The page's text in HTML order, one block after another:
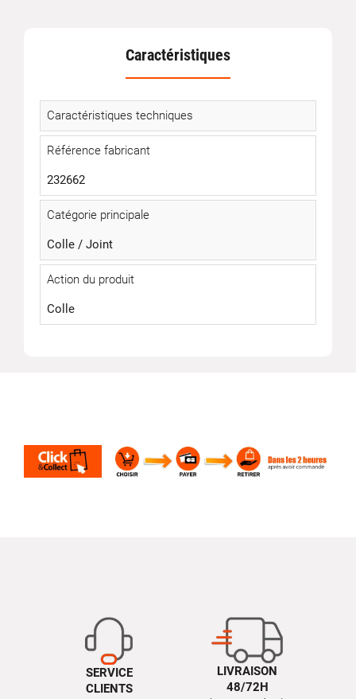
Caractéristiques
Caractéristiques techniques
Référence fabricant
232662
Catégorie principale
Colle / Joint
Action du produit
Colle
SERVICE
CLIENTS
LIVRAISON
48/72H